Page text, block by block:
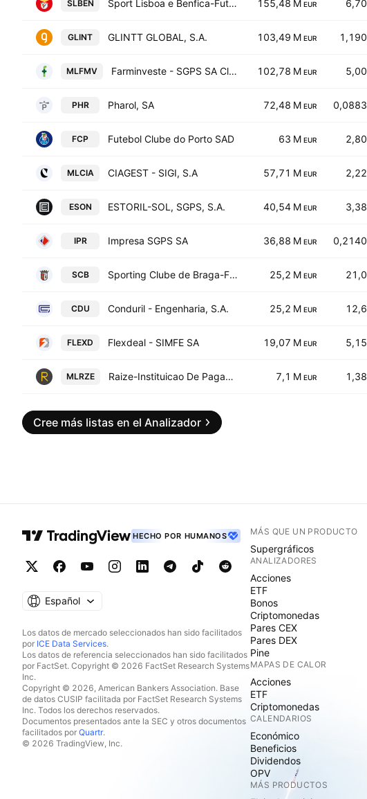
SLBEN Sport Lisboa e Benfica-Futebol SA 155,48 M EUR 6,70
GLINT GLINTT GLOBAL, S.A. 103,49 M EUR 1,190
MLFMV Farminveste - SGPS SA Class B 102,78 M EUR 5,00
PHR Pharol, SA 72,48 M EUR 0,0883
FCP Futebol Clube do Porto SAD 63 M EUR 2,80
MLCIA CIAGEST - SIGI, S.A 57,71 M EUR 2,22
ESON ESTORIL-SOL, SGPS, S.A. 40,54 M EUR 3,38
IPR Impresa SGPS SA 36,88 M EUR 0,2140
SCB Sporting Clube de Braga-Futebol Sad 25,2 M EUR 21,0
CDU Conduril - Engenharia, S.A. 25,2 M EUR 12,6
FLEXD Flexdeal - SIMFE SA 19,07 M EUR 5,15
MLRZE Raize-Instituicao De Pagamentos SA 7,1 M EUR 1,38
Cree más listas en el Analizador
HECHO POR HUMANOS
Español
Los datos de mercado seleccionados han sido facilitados
por ICE Data Services.
Los datos de referencia seleccionados han sido facilitados
por FactSet. Copyright © 2026 FactSet Research Systems
Inc.
Copyright © 2026, American Bankers Association. Base
de datos CUSIP facilitada por FactSet Research Systems
Inc. Todos los derechos reservados.
Documentos presentados ante la SEC y otros documentos
facilitados por Quartr.
© 2026 TradingView, Inc.
MÁS QUE UN PRODUCTO
Supergráficos
ANALIZADORES
Acciones
ETF
Bonos
Criptomonedas
Pares CEX
Pares DEX
Pine
MAPAS DE CALOR
Acciones
ETF
Criptomonedas
CALENDARIOS
Económico
Beneficios
Dividendos
OPV
MÁS PRODUCTOS